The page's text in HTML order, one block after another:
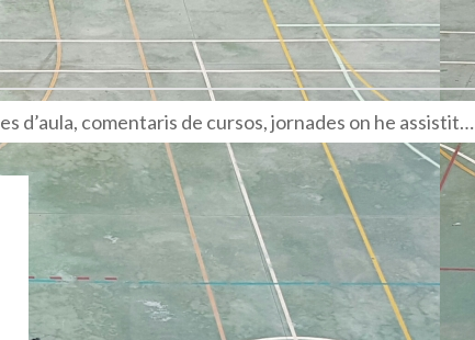
d’aula, comentaris de cursos, jornades on he assistit…